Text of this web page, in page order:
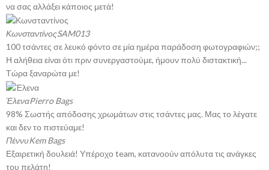
να σας αλλάξει κάποιος μετά!
ΚωνσταντίνοςSAM013
100 τσάντες σε λευκό φόντο σε μία ημέρα παράδοση φωτογραφιών;;
Η αλήθεια είναι ότι πριν συνεργαστούμε, ήμουν πολύ διστακτική...
Τώρα ξαναρώτα με!
ΈλεναPierro Bags
98% Σωστής απόδοσης χρωμάτων στις τσάντες μας. Μας το λέγατε
και δεν το πιστεύαμε!
ΠέννυKem Bags
Εξαιρετική δουλειά! Υπέροχο team, κατανοούν απόλυτα τις ανάγκες
του πελάτη!